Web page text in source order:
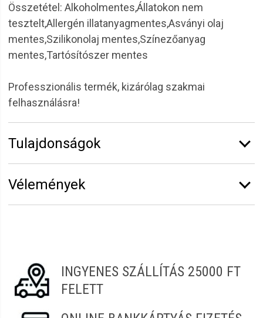
Összetétel: Alkoholmentes,Állatokon nem
tesztelt,Allergén illatanyagmentes,Asványi olaj
mentes,Szilikonolaj mentes,Színezőanyag
mentes,Tartósítószer mentes
Professzionális termék, kizárólag szakmai
felhasználásra!
Tulajdonságok
Kiszerelés:
Vélemények
Andrea 2022.02.06. 14:09
Bernadett 2021.11.20. 06:45
INGYENES SZÁLLÍTÁS 25000 FT
FELETT